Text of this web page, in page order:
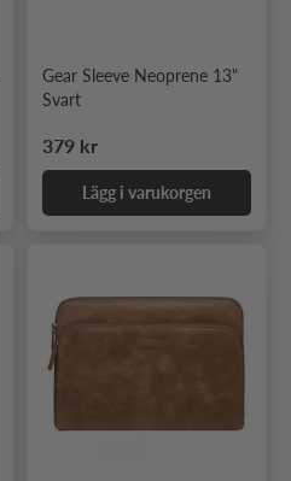
Gear Sleeve Neoprene 13"
Svart
Ordinarie pris
379 kr
Lägg i varukorgen